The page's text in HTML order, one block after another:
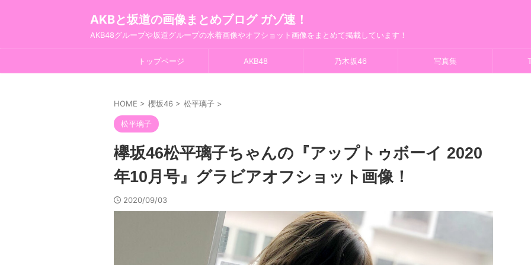
AKBと坂道の画像まとめブログ ガゾ速！
AKB48グループや坂道グループの水着画像やオフショット画像をまとめて掲載しています！
トップページ AKB48 乃木坂46 写真集
HOME > 櫻坂46 > 松平璃子 >
松平璃子
欅坂46松平璃子ちゃんの『アップトゥボーイ 2020
年10月号』グラビアオフショット画像！
2020/09/03